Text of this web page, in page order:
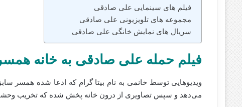
فیلم های سینمایی علی صادقی
مجموعه های تلویزیونی علی صادقی
سریال های نمایش خانگی علی صادقی
فیلم حمله علی صادقی به خانه
ویدیوهایی توسط خانمی به نام بیتا گرام که ادعا شده همسر
می‌دهد و سپس تصاویری از درون خانه پخش شده که تخریب